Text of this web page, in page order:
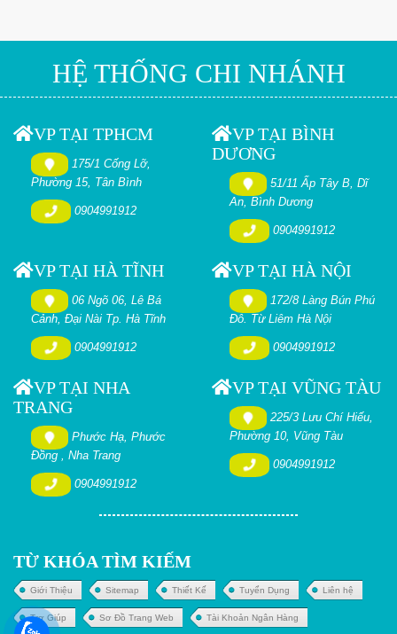
HỆ THỐNG CHI NHÁNH
VP TẠI TPHCM
175/1 Cống Lỡ,
Phường 15, Tân Bình
0904991912
VP TẠI BÌNH
DƯƠNG
51/11 Ấp Tây B, Dĩ
An, Bình Dương
0904991912
VP TẠI HÀ TĨNH
06 Ngõ 06, Lê Bá
Cảnh, Đại Nài Tp. Hà Tĩnh
0904991912
VP TẠI HÀ NỘI
172/8 Làng Bún Phú
Đô. Từ Liêm Hà Nội
0904991912
VP TẠI NHA
TRANG
Phước Hạ, Phước
Đồng , Nha Trang
0904991912
VP TẠI VŨNG TÀU
225/3 Lưu Chí Hiếu,
Phường 10, Vũng Tàu
0904991912
TỪ KHÓA TÌM KIẾM
Giới Thiệu Sitemap Thiết Kế Tuyển Dụng Liên hệ
Trợ Giúp Sơ Đồ Trang Web Tài Khoản Ngân Hàng